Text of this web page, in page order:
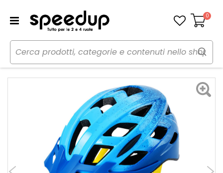
Carrello
0
Home Bici Caschi bici
Casco
Casco bici bambino Hawk - OXFORD